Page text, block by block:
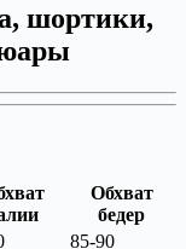
шортики,
Обхват
бедер
85-90